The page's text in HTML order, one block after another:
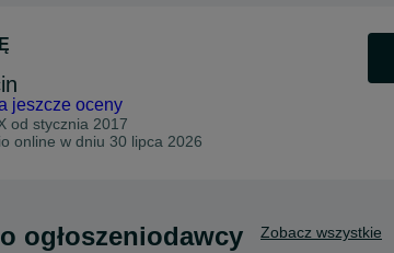
jeszcze oceny
od stycznia 2017
online w dniu 30 lipca 2026
ogłoszeniodawcy Zobacz wszystkie